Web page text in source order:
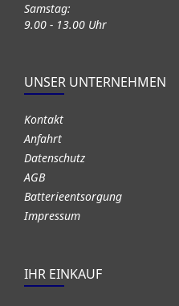
Samstag:
9.00 - 13.00 Uhr
UNSER UNTERNEHMEN
Kontakt
Anfahrt
Datenschutz
AGB
Batterieentsorgung
Impressum
IHR EINKAUF